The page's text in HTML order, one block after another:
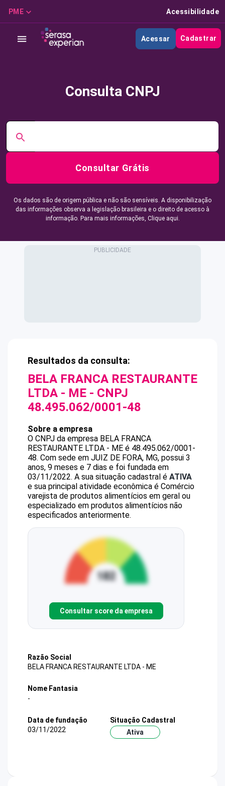
PME Acessibilidade
Acessar Cadastrar
Consulta CNPJ
Consultar Grátis
Os dados são de origem pública e não são sensíveis. A disponibilização
das informações observa a legislação brasileira e o direito de acesso à
informação. Para mais informações, Clique aqui.
Resultados da consulta:
BELA FRANCA RESTAURANTE
LTDA - ME - CNPJ
48.495.062/0001-48
Sobre a empresa
O CNPJ da empresa BELA FRANCA
RESTAURANTE LTDA - ME é 48.495.062/0001-
48. Com sede em JUIZ DE FORA, MG, possui 3
anos, 9 meses e 7 dias e foi fundada em
03/11/2022. A sua situação cadastral é ATIVA
e sua principal atividade econômica é Comércio
varejista de produtos alimentícios em geral ou
especializado em produtos alimentícios não
especificados anteriormente.
Consultar score da empresa
Razão Social
BELA FRANCA RESTAURANTE LTDA - ME
Nome Fantasia
-
Data de fundação
03/11/2022
Situação Cadastral
Ativa